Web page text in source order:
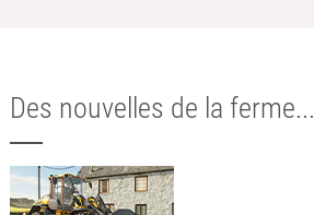
Des nouvelles de la ferme...